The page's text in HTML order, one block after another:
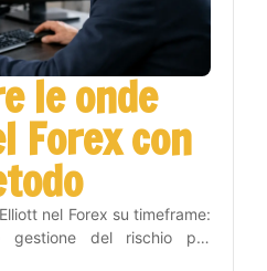
le onde
Forex con
nel Forex su timeframe:
gestione del rischio per